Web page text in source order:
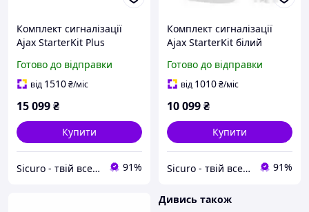
Комплект сигналізації
Ajax StarterKit Plus
Готово до відправки
від 1510₴/міс
15 099₴
Купити
Sicuro - твій всесвіт комфорту та безпеки 91%
Комплект сигналізації
Ajax StarterKit білий
Готово до відправки
від 1010₴/міс
10 099₴
Купити
Sicuro - твій всесвіт комфорту та безпеки 91%
Дивись також